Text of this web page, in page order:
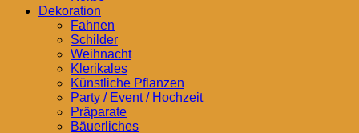
Dekoration
Fahnen
Schilder
Weihnacht
Klerikales
Künstliche Pflanzen
Party / Event / Hochzeit
Präparate
Bäuerliches